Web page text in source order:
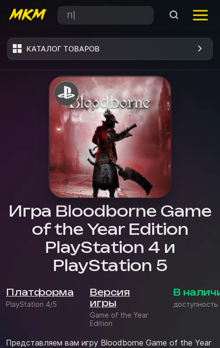
КАТАЛОГ ТОВАРОВ
Игра Bloodborne Game
of the Year Edition
PlayStation 4 и
PlayStation 5
Платформа
PlayStation 4/5
Версия
игры
Game of the Year
Edition
В
доступность
Представляем вам игру Bloodborne Game of the Year